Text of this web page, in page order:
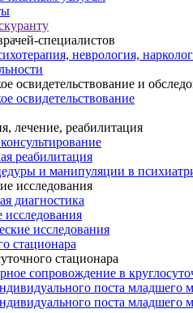
специалистов
неврология,
освидетельствование и
освидетельствование
лечение, реабилитация
реабилитация
и манипуляции в
исследования
диагностика
исследования
исследования
стационара
стационара
сопровождение в
поста младшего
поста младшего